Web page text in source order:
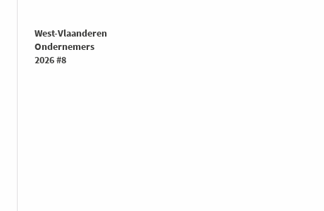
West-Vlaanderen
Ondernemers
2026 #8